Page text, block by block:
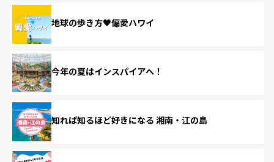
地球の歩き方♥偏愛ハワイ
今年の夏はインスパイアへ！
知れば知るほど好きになる 湘南・江の島